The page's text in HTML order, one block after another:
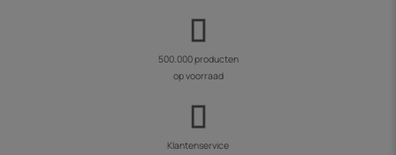
500.000 producten
op voorraad
Klantenservice